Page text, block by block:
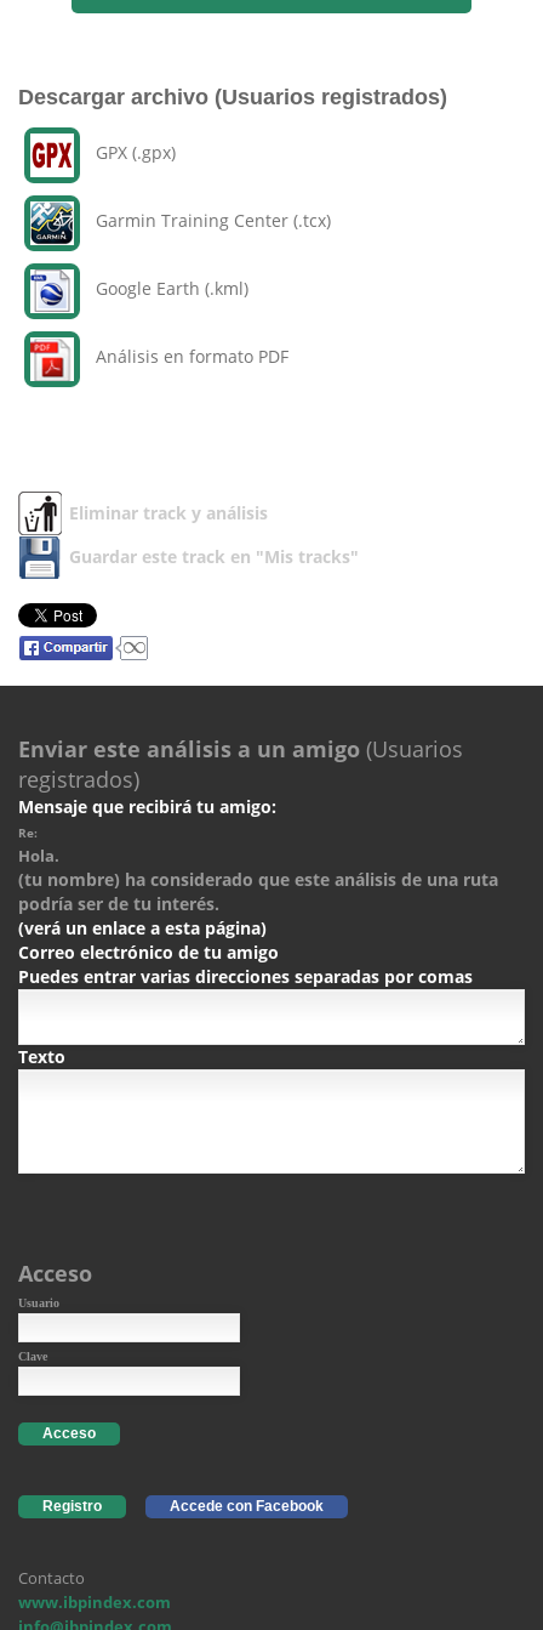
Descargar archivo (Usuarios registrados)
GPX (.gpx)
Garmin Training Center (.tcx)
Google Earth (.kml)
Análisis en formato PDF
Eliminar track y análisis
Guardar este track en "Mis tracks"
Enviar este análisis a un amigo (Usuarios
registrados)
Mensaje que recibirá tu amigo:
Re:
Hola.
(tu nombre) ha considerado que este análisis de una ruta
podría ser de tu interés.
(verá un enlace a esta página)
Correo electrónico de tu amigo
Puedes entrar varias direcciones separadas por comas
Texto
Acceso
Usuario
Clave
Acceso
Registro Accede con Facebook
Contacto
www.ibpindex.com